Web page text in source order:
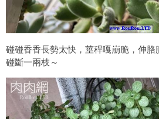
碰碰香香長勢太快，莖稈嘎崩脆，伸
碰斷一兩枝～